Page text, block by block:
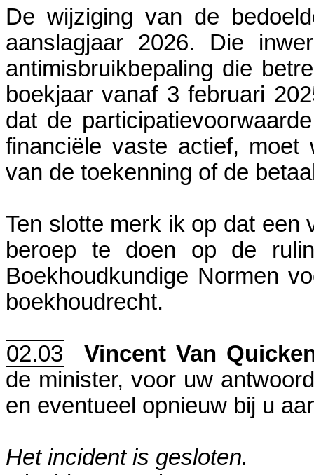
De wijziging van de
aanslagjaar 2026. Die
antimisbruikbepaling die
boekjaar vanaf 3 februari
dat de
financiële vaste actief, moet
van de toekenning of de
Ten slotte merk ik op dat een
beroep te doen op de
Boekhoudkundige Normen
boekhoudrecht.
02.03
Vincent Van
de minister, voor uw
en eventueel opnieuw bij u
Het incident is gesloten.